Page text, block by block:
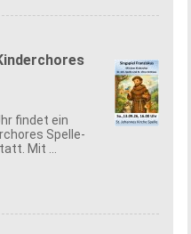
findet ein
Spelle-
Mit ...